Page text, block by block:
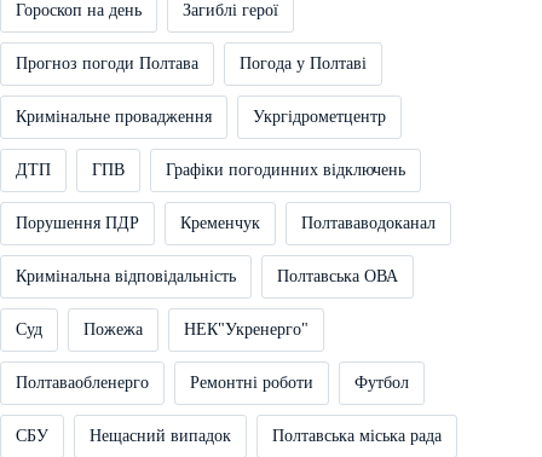
Гороскоп на день Загиблі герої
Прогноз погоди Полтава Погода у Полтаві
Кримінальне провадження Укргідрометцентр
ДТП ГПВ Графіки погодинних відключень
Порушення ПДР Кременчук Полтававодоканал
Кримінальна відповідальність Полтавська ОВА
Суд Пожежа НЕК"Укренерго"
Полтаваобленерго Ремонтні роботи Футбол
СБУ Нещасний випадок Полтавська міська рада